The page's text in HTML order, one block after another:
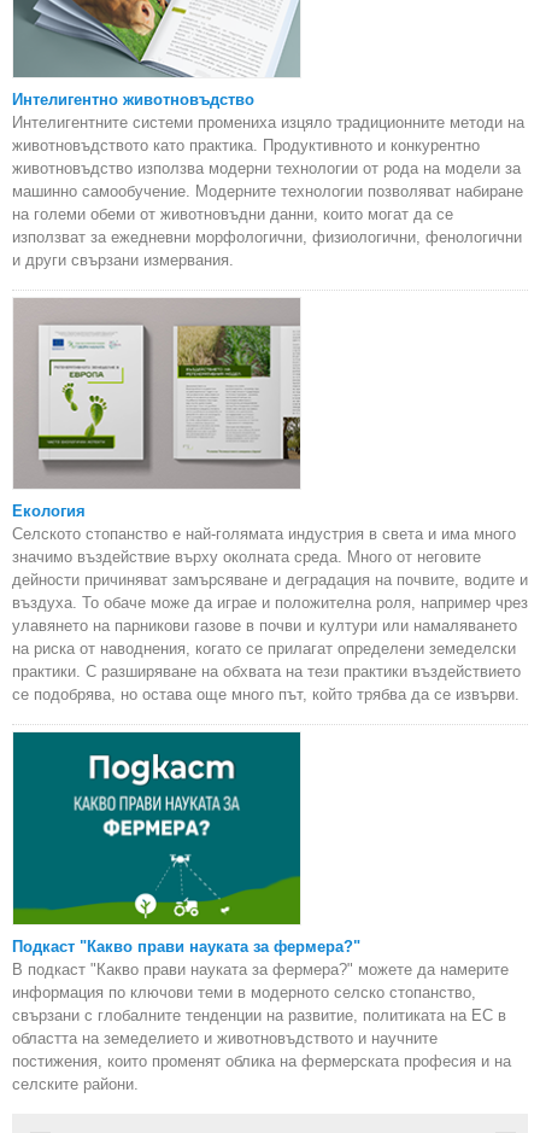
Интелигентно животновъдство
Интелигентните системи промениха изцяло традиционните методи на
животновъдството като практика. Продуктивното и конкурентно
животновъдство използва модерни технологии от рода на модели за
машинно самообучение. Модерните технологии позволяват набиране
на големи обеми от животновъдни данни, които могат да се
използват за ежедневни морфологични, физиологични, фенологични
и други свързани измервания.
Екология
Селското стопанство е най-голямата индустрия в света и има много
значимо въздействие върху околната среда. Много от неговите
дейности причиняват замърсяване и деградация на почвите, водите и
въздуха. То обаче може да играе и положителна роля, например чрез
улавянето на парникови газове в почви и култури или намаляването
на риска от наводнения, когато се прилагат определени земеделски
практики. С разширяване на обхвата на тези практики въздействието
се подобрява, но остава още много път, който трябва да се извърви.
Подкаст "Какво прави науката за фермера?"
В подкаст "Какво прави науката за фермера?" можете да намерите
информация по ключови теми в модерното селско стопанство,
свързани с глобалните тенденции на развитие, политиката на ЕС в
областта на земеделието и животновъдството и научните
постижения, които променят облика на фермерската професия и на
селските райони.